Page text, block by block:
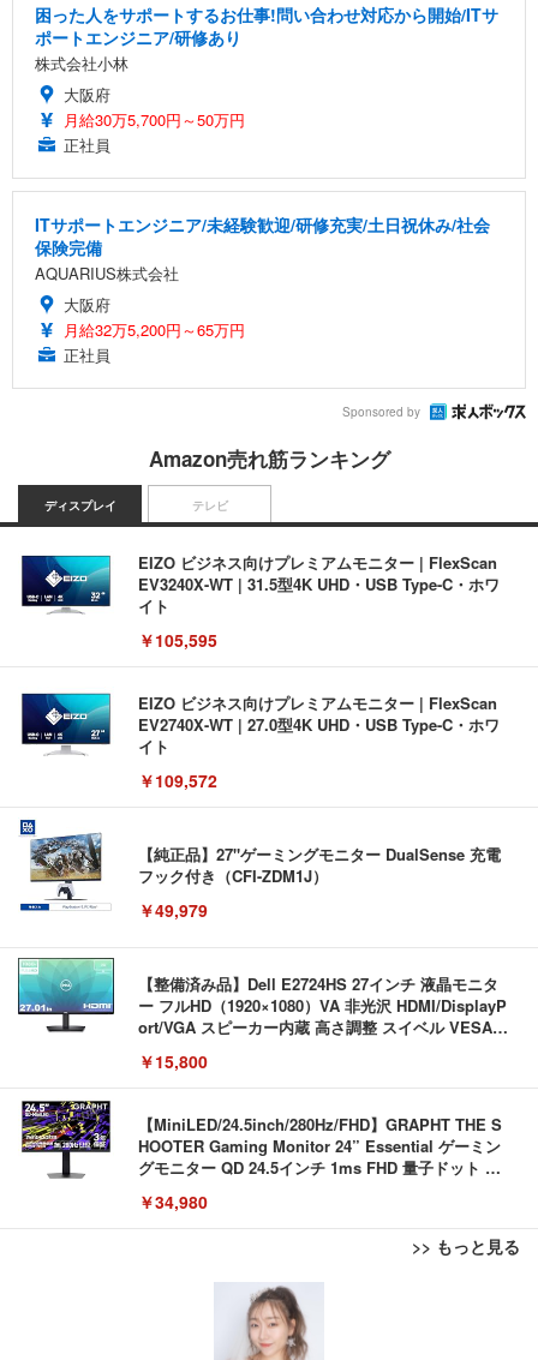
困った人をサポートするお仕事!問い合わせ対応から開始/ITサ
ポートエンジニア/研修あり
株式会社小林
大阪府
月給30万5,700円～50万円
正社員
ITサポートエンジニア/未経験歓迎/研修充実/土日祝休み/社会
保険完備
AQUARIUS株式会社
大阪府
月給32万5,200円～65万円
正社員
Sponsored by
Amazon売れ筋ランキング
ディスプレイ
EIZO ビジネス向けプレミアムモニター | FlexScan
EV3240X-WT | 31.5型4K UHD・USB Type-C・ホワ
イト
￥105,595
EIZO ビジネス向けプレミアムモニター | FlexScan
EV2740X-WT | 27.0型4K UHD・USB Type-C・ホワ
イト
￥109,572
【純正品】27"ゲーミングモニター DualSense 充電
フック付き（CFI-ZDM1J）
￥49,979
【整備済み品】Dell E2724HS 27インチ 液晶モニタ
ー フルHD（1920×1080）VA 非光沢 HDMI/DisplayP
ort/VGA スピーカー内蔵 高さ調整 スイベル VESA対
￥15,800
【MiniLED/24.5inch/280Hz/FHD】GRAPHT THE S
HOOTER Gaming Monitor 24” Essential ゲーミン
グモニター QD 24.5インチ 1ms FHD 量子ドット 残
￥34,980
>> もっと見る
テレビ
【Amazon.co.jp限定】REGZA レグザ テレビ 32V3
5N(A) (32インチ / ハイビジョン/液晶/Airplay/ネット